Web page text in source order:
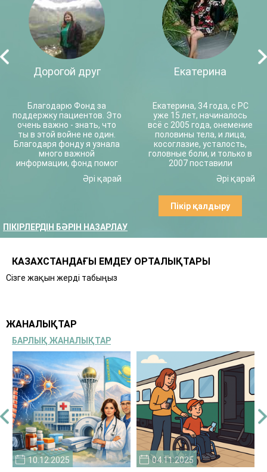
Дорогой друг
Благодарю Фонд за
поддержку пациентов. Это
очень важно - знать, что
ты в этой войне не один.
Благодаря фонду я узнала
много важной
информации, фонд помог
чиновников, пока их
нашлось и пришло. Я не
могу представить, сколько
администратооы фонда на
эту очень важную и
нужную пациентам работу.
Әрі қарай
Екатерина
Екатерина, 34 года, с РС
уже 15 лет, начиналось
всё с 2005 года, онемение
половины тела, и лица,
косоглазие, усталость,
головные боли, и только в
2007 поставили
Колола Бетаферон, было
перешла на Авонекс, тк от
Бетаферон и состояние
после Авонекс было и
перешла на Ребиф и вот
уже лет 5 я на Ребифе,
быстренько привожу себя
в порядок и снимаю
обострение! Поддерживаю
себя так: Колю через день
Ребиф, весной и осенью
пропиваю витамины,
Мильгамму колю весной и
осенью, думаю позитивно
и живу на позитиве!
Әрі қарай
Пікір қалдыру
ПІКІРЛЕРДІН БӘРІН НАЗАРЛАУ
КАЗАХСТАНДАҒЫ ЕМДЕУ ОРТАЛЫҚТАРЫ
Сізге жақын жерді табыңыз
ЖАНАЛЫҚТАР
БАРЛЫҚ ЖАНАЛЫҚТАР
10.12.2025
04.11.2025